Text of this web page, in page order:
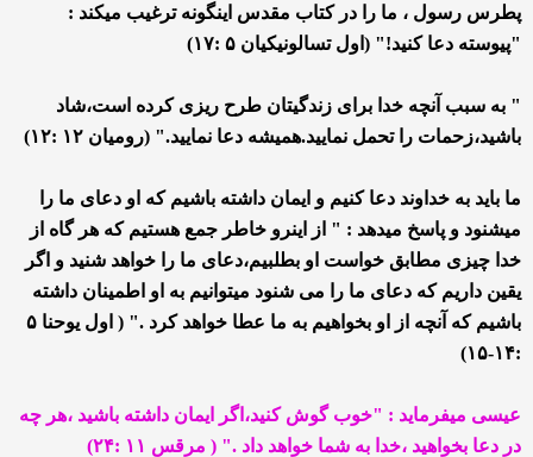
پطرس رسول ، ما را در کتاب مقدس اینگونه ترغیب میکند :
"پیوسته دعا کنید!" (اول تسالونیکیان ۵ :۱۷)
" به سبب آنچه خدا برای زندگیتان طرح ریزی کرده است،شاد
باشید،زحمات را تحمل نمایید.همیشه دعا نمایید." (رومیان ۱۲ :۱۲)
ما باید به خداوند دعا کنیم و ایمان داشته باشیم که او دعای ما را
میشنود و پاسخ میدهد : " از اینرو خاطر جمع هستیم که هر گاه از
خدا چیزی مطابق خواست او بطلبیم،دعای ما را خواهد شنید و اگر
یقین داریم که دعای ما را می شنود میتوانیم به او اطمینان داشته
باشیم که آنچه از او بخواهیم به ما عطا خواهد کرد ." ( اول یوحنا ۵
:۱۴-۱۵)
عیسی میفرماید : "خوب گوش کنید،اگر ایمان داشته باشید ،هر چه
در دعا بخواهید ،خدا به شما خواهد داد ." ( مرقس ۱۱ :۲۴)